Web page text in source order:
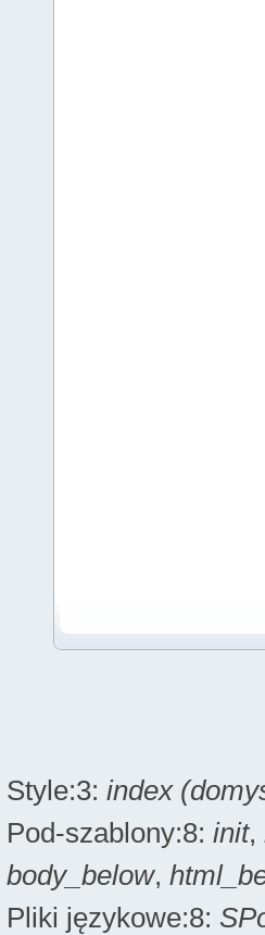
Style:3: index
Pod-szablony:8: init,
body_below,
Pliki językowe:8: